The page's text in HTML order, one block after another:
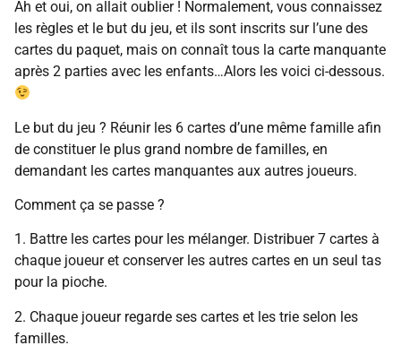
Ah et oui, on allait oublier ! Normalement, vous connaissez
les règles et le but du jeu, et ils sont inscrits sur l’une des
cartes du paquet, mais on connaît tous la carte manquante
après 2 parties avec les enfants…Alors les voici ci-dessous.
Le but du jeu ? Réunir les 6 cartes d’une même famille afin
de constituer le plus grand nombre de familles, en
demandant les cartes manquantes aux autres joueurs.
Comment ça se passe ?
1. Battre les cartes pour les mélanger. Distribuer 7 cartes à
chaque joueur et conserver les autres cartes en un seul tas
pour la pioche.
2. Chaque joueur regarde ses cartes et les trie selon les
familles.